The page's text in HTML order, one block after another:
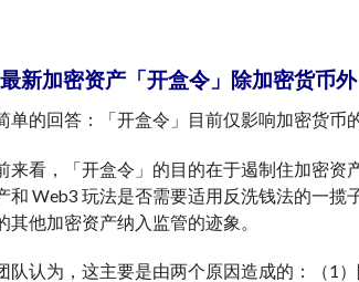
新加密资产「开盒令」除加密货币
单的回答：「开盒令」目前仅影响加密货币
来看，「开盒令」的目的在于遏制住加密资
和 Web3 玩法是否需要适用反洗钱法的一
其他加密资产纳入监管的迹象。
队认为，这主要是由两个原因造成的：（1